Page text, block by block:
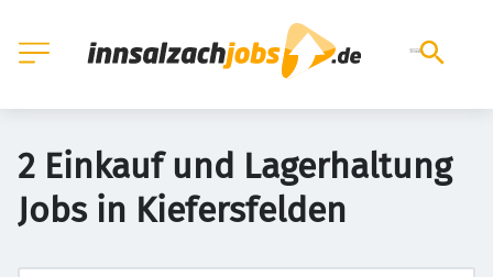
2 Einkauf und Lagerhaltung
Jobs in Kiefersfelden